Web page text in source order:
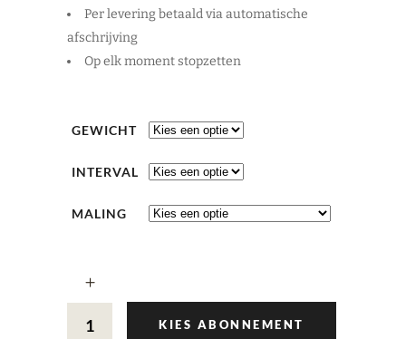
Per levering betaald via automatische
afschrijving
Op elk moment stopzetten
GEWICHT
INTERVAL
MALING
KIES ABONNEMENT